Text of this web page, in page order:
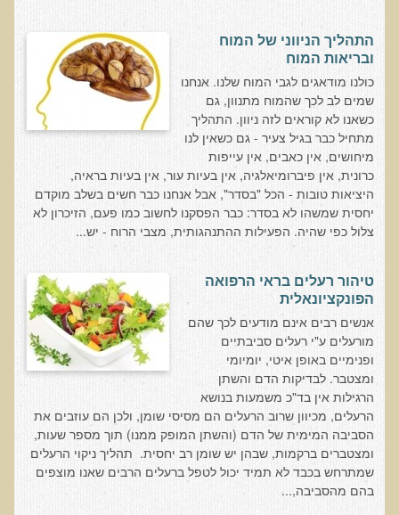
מרפ"י - המרכז לרפואה פונקציונאלית בישראל
הארגון העולמי לבריאות נפשית פונקציונאלית
חקר יוחסין חוצה דורות MTTG
EMDR BSP MTTG
הארגון הישראלי לרפואת שיניים פונקציונאלית
תסמונת הנוירון הוקסי
מחקרים וספרות מדעית
רפואת שיניים ללא כספית ואמלגם
גולשים ממליצים
צור קשר
הסמכה
סדנאות מעמיקות להסמכה
טיהור רעלים
התהליך הניווני של המוח
ובריאות המוח
כולנו מודאגים לגבי המוח שלנו. אנחנו
שמים לב לכך שהמוח מתנוון, גם
כשאנו לא קוראים לזה ניוון. התהליך
מתחיל כבר בגיל צעיר - גם כשאין לנו
מיחושים, אין כאבים, אין עייפות
כרונית, אין פיברומיאלגיה, אין בעיות עור, אין בעיות בראיה,
היציאות טובות - הכל "בסדר", אבל אנחנו כבר חשים בשלב מוקדם
יחסית שמשהו לא בסדר: כבר הפסקנו לחשוב כמו פעם, הזיכרון לא
צלול כפי שהיה. הפעילות ההתנהגותית, מצבי הרוח - יש...
טיהור רעלים בראי הרפואה
הפונקציונאלית
אנשים רבים אינם מודעים לכך שהם
מורעלים ע"י רעלים סביבתיים
ופנימיים באופן איטי, יומיומי
ומצטבר. לבדיקות הדם והשתן
הרגילות אין בד"כ משמעות בנושא
הרעלים, מכיוון שרוב הרעלים הם מסיסי שומן, ולכן הם עוזבים את
הסביבה המימית של הדם (והשתן המופק ממנו) תוך מספר שעות,
ומצטברים ברקמות, שבהן יש שומן רב יחסית. תהליך ניקוי הרעלים
שמתרחש בכבד לא תמיד יכול לטפל ברעלים הרבים שאנו מוצפים
בהם מהסביבה,...